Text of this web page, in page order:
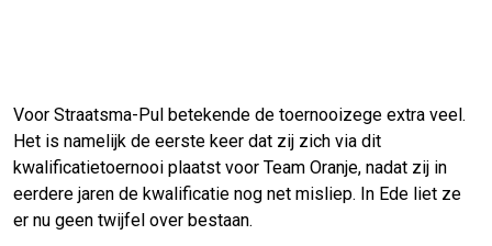
Voor Straatsma-Pul betekende de toernooizege extra veel.
Het is namelijk de eerste keer dat zij zich via dit
kwalificatietoernooi plaatst voor Team Oranje, nadat zij in
eerdere jaren de kwalificatie nog net misliep. In Ede liet ze
er nu geen twijfel over bestaan.